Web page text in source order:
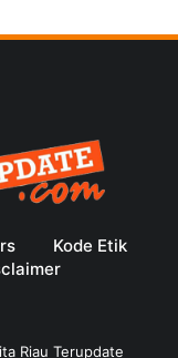
Kode Etik
Riau Terupdate